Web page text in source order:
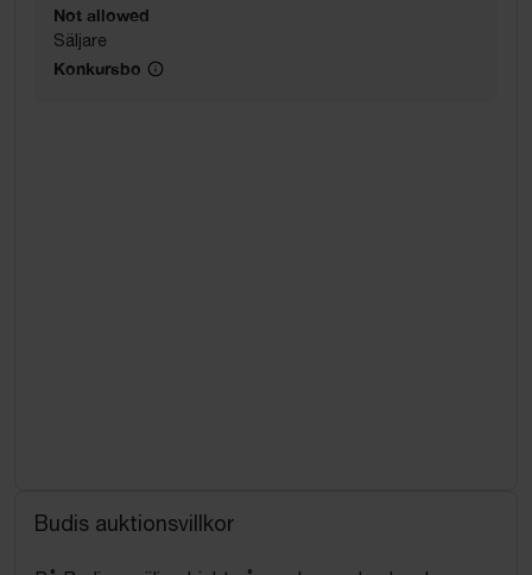
Not allowed
Säljare
Konkursbo
Budis auktionsvillkor